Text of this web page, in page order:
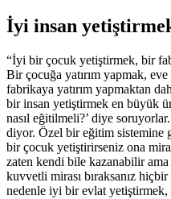
İyi insan
“İyi bir çocuk yetiştirmek, bir
Bir çocuğa yatırım yapmak,
fabrikaya yatırım yapmaktan
bir insan yetiştirmek en büyük
nasıl eğitilmeli?’ diye
diyor. Özel bir eğitim
bir çocuk yetiştirirseniz ona
zaten kendi bile kazanabilir
kuvvetli mirası bıraksanız
nedenle iyi bir evlat